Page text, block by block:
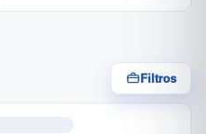
Filtros